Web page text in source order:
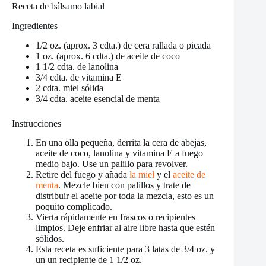
Receta de bálsamo labial
Ingredientes
1/2 oz. (aprox. 3 cdta.) de cera rallada o picada
1 oz. (aprox. 6 cdta.) de aceite de coco
1 1/2 cdta. de lanolina
3/4 cdta. de vitamina E
2 cdta. miel sólida
3/4 cdta. aceite esencial de menta
Instrucciones
En una olla pequeña, derrita la cera de abejas,
aceite de coco, lanolina y vitamina E a fuego
medio bajo. Use un palillo para revolver.
Retire del fuego y añada la miel y el aceite de
menta. Mezcle bien con palillos y trate de
distribuir el aceite por toda la mezcla, esto es un
poquito complicado.
Vierta rápidamente en frascos o recipientes
limpios. Deje enfriar al aire libre hasta que estén
sólidos.
Esta receta es suficiente para 3 latas de 3/4 oz. y
un un recipiente de 1 1/2 oz.